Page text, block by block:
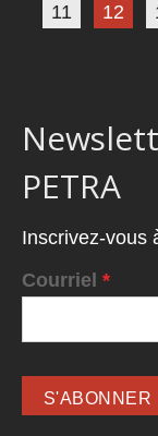
11 12
PETRA
Inscrivez-vous
Courriel *